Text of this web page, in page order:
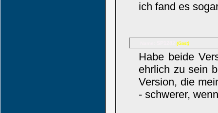
ich fand es
(Gast)
Habe beide
ehrlich zu sein
Version, die
- schwerer,